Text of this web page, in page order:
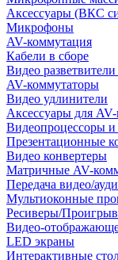
Аксессуары (ВКС
Микрофоны
AV-коммутация
Кабели в сборе
Видео
AV-коммутаторы
Видео удлинители
Аксессуары для
Видеопроцессоры
Презентационные
Видео конвертеры
Матричные AV-
Передача видео/
Мультиоконные
Ресиверы/
Видео-
LED экраны
Интерактивные